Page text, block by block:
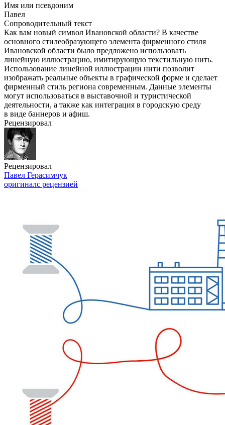
Имя или псевдоним
Павел
Сопроводительный текст
Как вам новый символ Ивановской области? В качестве
основного стилеобразующего элемента фирменного стиля
Ивановской области было предложено использовать
линейную иллюстрацию, имитирующую текстильную нить.
Использование линейной иллюстрации нити позволит
изображать реальные объекты в графической форме и сделает
фирменный стиль региона современным. Данные элементы
могут использоваться в выставочной и туристической
деятельности, а также как интеграция в городскую среду
в виде баннеров и афиш.
Рецензировал
Рецензировал
Павел Герасимчук
оригиналс рецензией